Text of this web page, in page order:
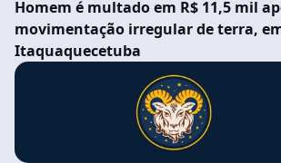
Homem é multado em R$ 11,5 mil
movimentação irregular de terra,
Itaquaquecetuba